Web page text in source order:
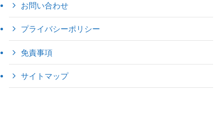
お問い合わせ
プライバシーポリシー
免責事項
サイトマップ